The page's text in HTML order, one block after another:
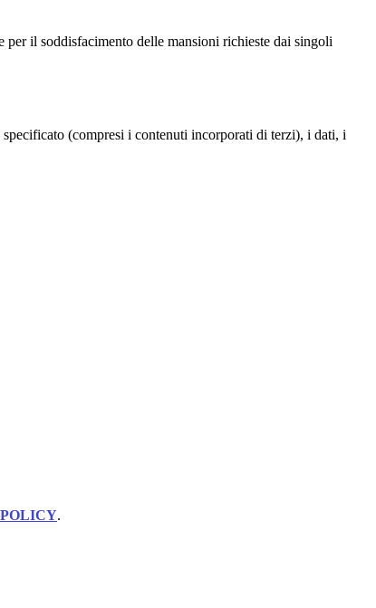
per il soddisfacimento delle mansioni richieste dai singoli
(compresi i contenuti incorporati di terzi), i dati, i
.